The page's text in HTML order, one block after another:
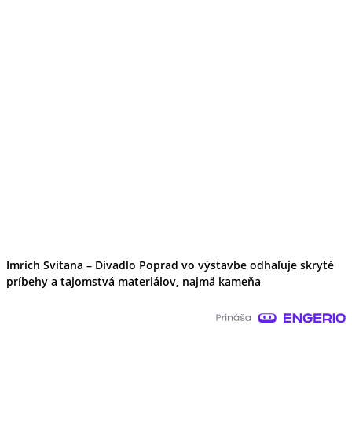
Imrich Svitana – Divadlo Poprad vo výstavbe odhaľuje skryté
príbehy a tajomstvá materiálov, najmä kameňa